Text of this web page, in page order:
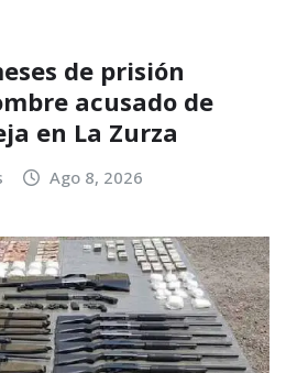
de prisión
acusado de
en La Zurza
Ago 8, 2026